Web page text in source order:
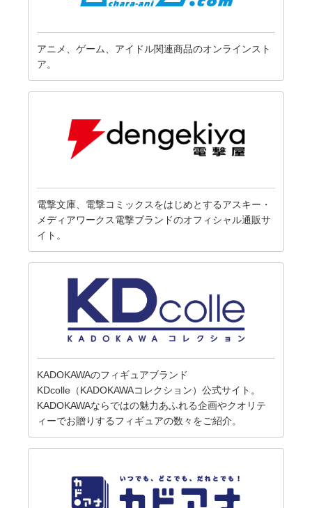
アニメ、ゲーム、アイドル関連商品のオンラインスト
ア。
電撃文庫、電撃コミックスをはじめとするアスキー・
メディアワークス電撃ブランドのオフィシャル通販サ
イト。
KADOKAWAのフィギュアブランド
KDcolle（KADOKAWAコレクション）公式サイト。
KADOKAWAならではの魅力あふれる企画やクオリテ
ィーでお贈りするフィギュアの数々をご紹介。